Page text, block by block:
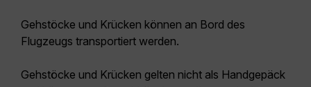
Gehstöcke und Krücken können an Bord des
Flugzeugs transportiert werden.
Gehstöcke und Krücken gelten nicht als Handgepäck